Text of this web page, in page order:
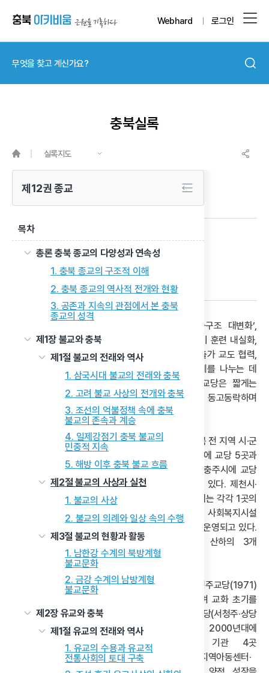
Webhard 로그인
충북실록
실록지도
제12권 종교
목차
총론 충북 종교의 다양성과 연속성
1. 충북 종교의 구조적 이해
2. 충북 종교의 역사적 전개와 현황
3. 공존과 지속의 관점에서 본 충북
종교의 성격
제1장 불교와 충북
제1절 불교의 전래와 역사
1. 삼국시대 불교의 전래와 충북
2. 고려 불교 사상의 전개와 충북
3. 조선의 억불정책 속에 충북
불교의 존속과 계승
4. 일제강점기 충북 불교의
민중적 지속
5. 해방 이후 충북 불교 흐름
제2절 불교의 사상과 실천
1. 불교의 사상
2. 불교의 의례와 일상 속의 수행
제3절 불교의 현황과 활동
1. 남한강 수계의 북방계형
불교문화
2. 금강 수계의 남방계형
불교문화
제2장 유교와 충북
제1절 유교의 전래와 역사
1. 유교의 수용과 유교적
전통사회의 토대 구축
충북 원불교의 특징
이전 글
다음 글
현재 원불교 충북교구는 ‘교법 정신 회복’, ‘교화구조 대변화’,
‘공동체 실현’을 핵심 가치로 삼아 일상 속 수행, 정기 훈련 내실화,
가족 단위 신앙공동체 형성, 열린 교당 운영, 재가·출가 교도 협력,
그리고 지역 사회와 연계한 봉사 활동을 통해 은혜를 나누는 데
힘쓰고 있다. 특히 청주교당을 비롯한 각 지역 교당은 짧게는
20년부터 길게는 50~60년 동안 지역민들과 함께 동고동락하며
지역의 정신적 허브 역할을 자임하고 있다.
충북 원불교는 청주시에 4개 교당을 제외하고는 충북 전 지역 시·군
단위에 1개씩 교당이 고르게 분포되어 있다. 청주시에 교당 5곳과
기관 2곳으로 원불교 시설이 가장 많고, 다음으로 충주시에 교당
2곳과 기관 2곳, 진천군에 교당 1곳과 기관 3곳이 있다. 제천시·
보은군·옥천군·영동군·증평군·괴산군·음성군·단양군에는 각각 1곳의
교당이 있다. 시설의 종류는 총 16곳의 교당 외에 사회복지시설
3곳, 아동복지시설 2곳, 의료기관 1곳, 교육원 1곳이 운영되고 있다.
청주원광효도요양병원이나 사회복지법인 은혜원 산하의 3개
사회복지시설은 상당한 규모를 갖추고 있다.
역사적 특징을 요약하면 다음과 같다. 1970년대 청주교당(1971)
을 포함하여 3곳의 교당(청주·제천·충주)이 설립되며 교화 초기를
이루었다. 1980년대 및 1990년대에는 각 3곳의 교당(서청주·상당
·영동 / 옥천·보은·음성)이 꾸준히 설립되었고, 2000년대에
들어서면서 교당 4곳(단양·진천·증평·오창)과 기관 4곳
(진천원광은혜의집·생거진천노인복지센터·청주원광지역아동센터·